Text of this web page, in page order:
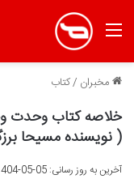
منو
مخبران /کتاب
خلاصه کتاب وحدت
( نویسنده مسیحا
آخرین به روز رسانی: 05-05-1404